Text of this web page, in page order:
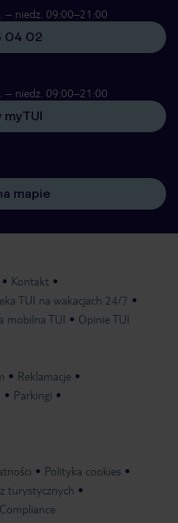
– niedz. 09:00–21:00
04 02
– niedz. 09:00–21:00
myTUI
mapie
Kontakt
TUI na wakacjach 24/7
mobilna TUI Opinie TUI
Reklamacje
Parkingi
Polityka cookies
turystycznych
Compliance